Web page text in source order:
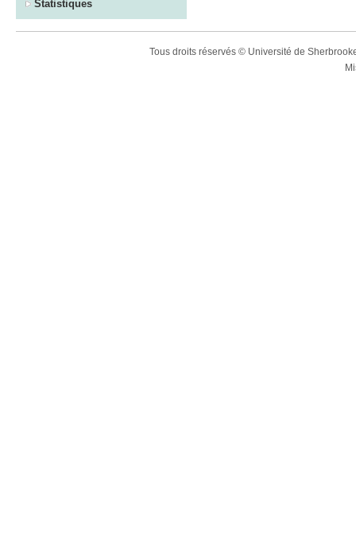
Statistiques
Tous droits réservés © Université de